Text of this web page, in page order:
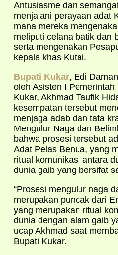
Antusiasme dan
menjalani perayaan adat
mana mereka
meliputi celana batik dan
serta mengenakan
kepala khas Kutai.
Bupati Kukar, Edi
oleh Asisten I
Kukar, Akhmad Taufik
kesempatan tersebut
menjaga adab dan tata
Mengulur Naga dan
bahwa prosesi tersebut
Adat Pelas Benua, yang
ritual komunikasi antara
dunia gaib yang bersifat
“Prosesi mengulur naga
merupakan puncak dari
yang merupakan ritual
dunia dengan alam gaib
ucap Akhmad saat
Bupati Kukar.